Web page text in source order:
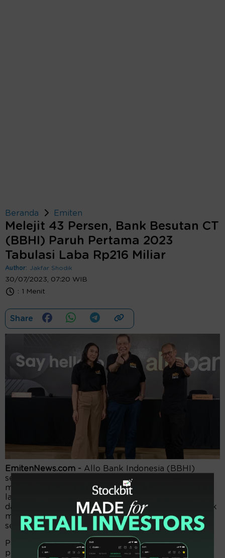
Beranda Emiten
Melejit 43 Persen, Bank Besutan CT
(BBHI) Paruh Pertama 2023
Tabulasi Laba Rp216 Miliar
Author: Jakfar Shodik
30/07/2023, 07:20 WIB
: 1 Menit
Share
EmitenNews.com - Allo Bank Indonesia (BBHI)
semester pertama 2023 mengemas laba Rp216,25
miliar. Melesat 43 persen dari periode sama tahun
lalu senilai Rp150,62 miliar. Alhasil, laba per saham
dasar emiten bank milik Chairul Tanjung (CT) itu naik
menjadi Rp19,90 dari episode sama tahun
sebelumnya sejumlah Rp18,73.
Pendapatan bunga bersih Rp491,93 miliar, naik 126
persen dari edisi sama tahun lalu Rp217,24 miliar. Itu